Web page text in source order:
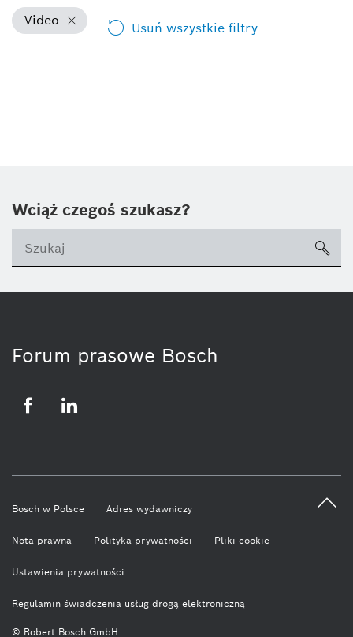
Video Usuń wszystkie filtry
Wciąż czegoś szukasz?
Forum prasowe Bosch
© Robert Bosch GmbH
Bosch w Polsce Adres wydawniczy
Nota prawna Polityka prywatności Pliki cookie
Ustawienia prywatności
Regulamin świadczenia usług drogą elektroniczną